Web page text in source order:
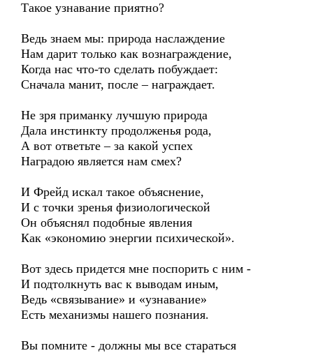
Такое узнавание приятно?
Ведь знаем мы: природа наслаждение
Нам дарит только как вознаграждение,
Когда нас что-то сделать побуждает:
Сначала манит, после – награждает.
Не зря приманку лучшую природа
Дала инстинкту продолженья рода,
А вот ответьте – за какой успех
Наградою является нам смех?
И Фрейд искал такое объяснение,
И с точки зренья физиологической
Он объяснял подобные явления
Как «экономию энергии психической».
Вот здесь придется мне поспорить с ним -
И подтолкнуть вас к выводам иным,
Ведь «связывание» и «узнавание»
Есть механизмы нашего познания.
Вы помните - должны мы все стараться